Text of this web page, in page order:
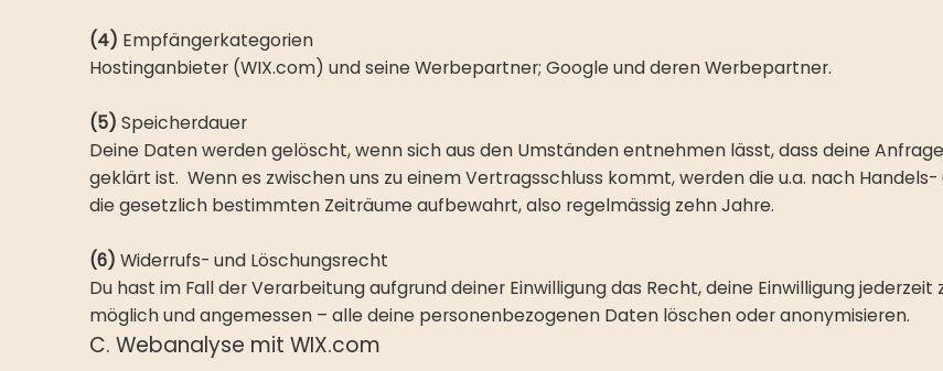
(4) Empfängerkategorien
Hostinganbieter (WIX.com) und seine Werbepartner; Google und deren Werbepartner.
(5) Speicherdauer
Deine Daten werden gelöscht, wenn sich aus den Umständen entnehmen lässt, dass deine
geklärt ist. Wenn es zwischen uns zu einem Vertragsschluss kommt, werden die u.a. nach
die gesetzlich bestimmten Zeiträume aufbewahrt, also regelmässig zehn Jahre.
(6) Widerrufs- und Löschungsrecht
Du hast im Fall der Verarbeitung aufgrund deiner Einwilligung das Recht, deine Einwilligung
möglich und angemessen – alle deine personenbezogenen Daten löschen oder anonymisieren.
C. Webanalyse mit WIX.com